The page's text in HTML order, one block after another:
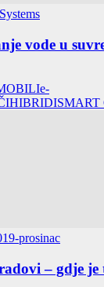
vode u
e-
HIBRIDISMART
prosinac
– gdje